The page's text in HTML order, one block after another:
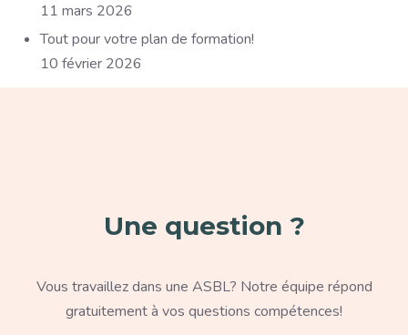
11 mars 2026
Tout pour votre plan de formation!
10 février 2026
Une question ?
Vous travaillez dans une ASBL? Notre équipe répond
gratuitement à vos questions compétences!